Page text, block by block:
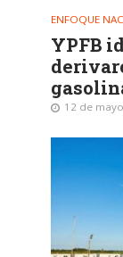
ENFOQUE
YPFB
12 de